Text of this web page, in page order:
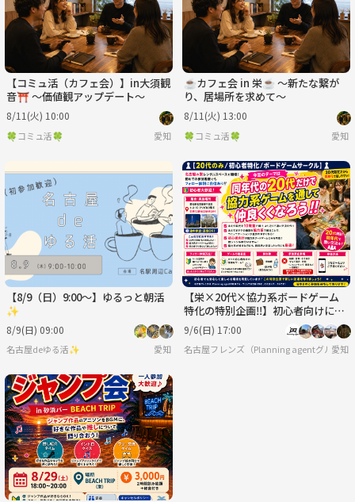
【コミュ活（カフェ会）】in大須観
音⛩️ ～価値観アップデート～
8/11(火) 10:00
🍀コミュ活🍀 愛知
☕カフェ会 in 栄☕ ～新たな繋が
り、居場所を求めて～
8/11(火) 13:00
🍀コミュ活🍀 愛知
【8/9（日）9:00〜】ゆるっと朝活
✨
8/9(日) 09:00
名古屋deゆる活✨ 愛知
【栄×20代×協力系ボードゲーム
特化の特別企画‼️】初心者向けに行
います！
9/6(日) 17:00
名古屋フレンズ（Planning agentグループ
愛知